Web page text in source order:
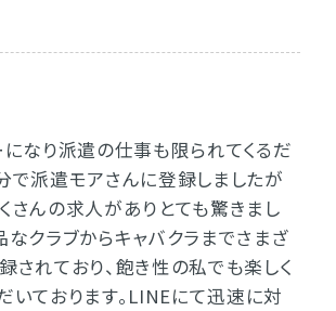
になり派遣の仕事も限られてくるだ
で派遣モアさんに登録しましたが
さんの求人がありとても驚きまし
なクラブからキャバクラまでさまざ
されており、飽き性の私でも楽しく
いております。LINEにて迅速に対